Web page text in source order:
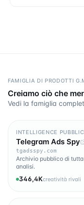
FAMIGLIA DI PRODOTTI
Creiamo ciò che
Vedi la famiglia
INTELLIGENCE
Telegram Ads Spy
tgadsspy.com
Archivio pubblico di
analisi.
346,4Kcreatività rivali